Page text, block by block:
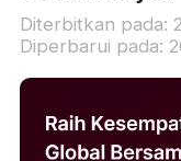
Diterbitkan pada:
Diperbarui pada: